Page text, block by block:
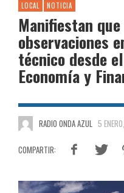
LOCAL NOTICIA
Manifiestan
observaciones
técnico desde
Economía y
RADIO ONDA AZUL 5